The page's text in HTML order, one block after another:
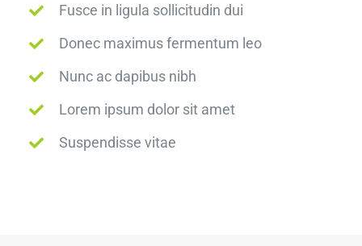
Fusce in ligula sollicitudin dui
Donec maximus fermentum leo
Nunc ac dapibus nibh
Lorem ipsum dolor sit amet
Suspendisse vitae